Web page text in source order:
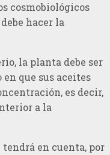
cosmobiológicos
hacer la
la planta debe ser
que sus aceites
es decir,
a la
en cuenta, por